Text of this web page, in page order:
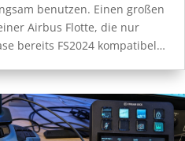
benutzen. Einen großen
Airbus Flotte, die nur
bereits FS2024 kompatibel…